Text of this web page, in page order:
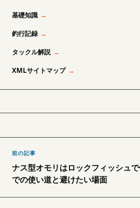
基礎知識
釣行記録
タックル解説
XMLサイトマップ
前の記事
ナス型オモリはロックフィッシュ
での使い道と避けたい場面